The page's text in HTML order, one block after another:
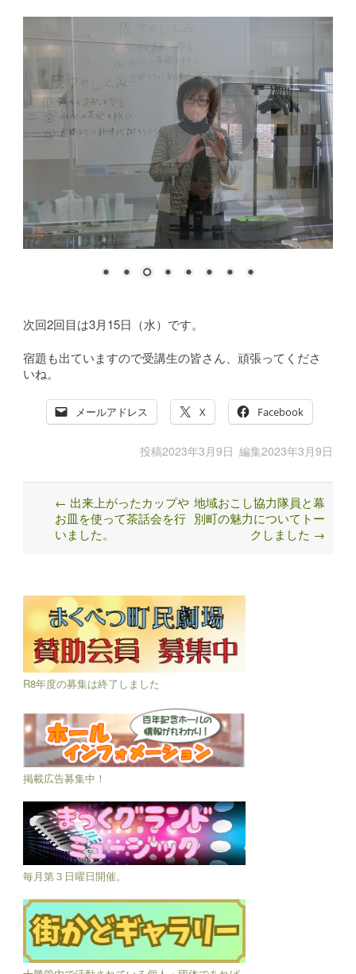
次回2回目は3月15日（水）です。
宿題も出ていますので受講生の皆さん、頑張ってくださ
いね。
メールアドレス X Facebook
投稿2023年3月9日 編集2023年3月9日
Post
navigation
← 出来上がったカップや
お皿を使って茶話会を行
いました。
地域おこし協力隊員と幕
別町の魅力についてトー
クしました →
R8年度の募集は終了しました
掲載広告募集中！
毎月第３日曜日開催。